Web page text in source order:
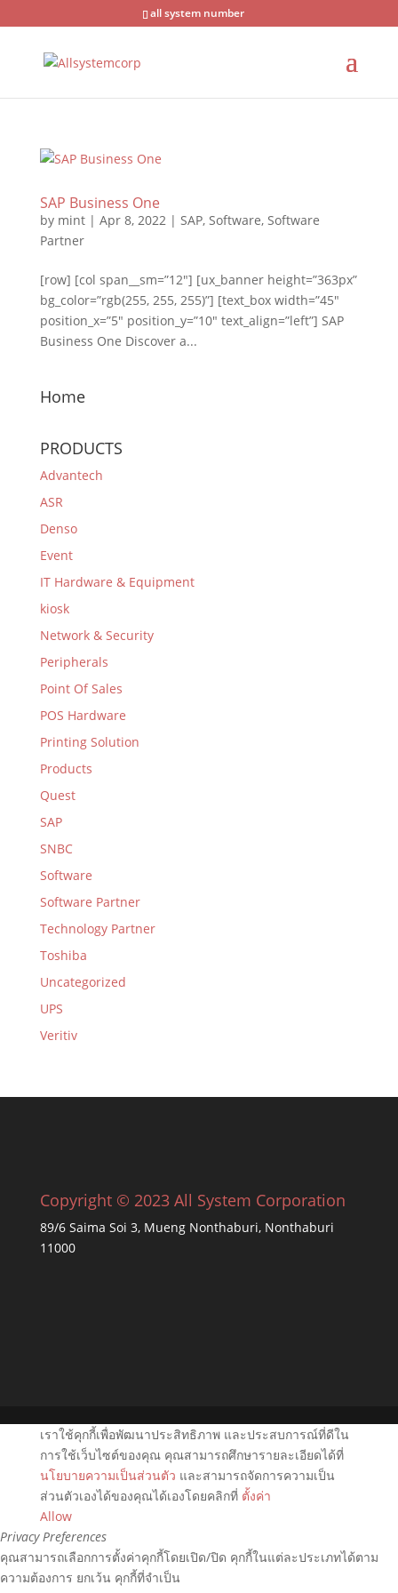
all system number
SAP Business One
by mint| Apr 8, 2022| SAP, Software, Software
Partner
[row] [col span__sm=”12″] [ux_banner height=”363px”
bg_color=”rgb(255, 255, 255)”] [text_box width=”45″
position_x=”5″ position_y=”10″ text_align=”left”] SAP
Business One Discover a...
Home
PRODUCTS
Advantech
ASR
Denso
Event
IT Hardware & Equipment
kiosk
Network & Security
Peripherals
Point Of Sales
POS Hardware
Printing Solution
Products
Quest
SAP
SNBC
Software
Software Partner
Technology Partner
Toshiba
Uncategorized
UPS
Veritiv
Copyright © 2023 All System Corporation
89/6 Saima Soi 3, Mueng Nonthaburi, Nonthaburi
11000
เราใช้คุกกี้เพื่อพัฒนาประสิทธิภาพ และประสบการณ์ที่ดีใน
การใช้เว็บไซต์ของคุณ คุณสามารถศึกษารายละเอียดได้ที่
นโยบายความเป็นส่วนตัว และสามารถจัดการความเป็น
ส่วนตัวเองได้ของคุณได้เองโดยคลิกที่ ตั้งค่า
Allow
Privacy Preferences
คุณสามารถเลือกการตั้งค่าคุกกี้โดยเปิด/ปิด คุกกี้ในแต่ละประเภทได้ตาม
ความต้องการ ยกเว้น คุกกี้ที่จำเป็น